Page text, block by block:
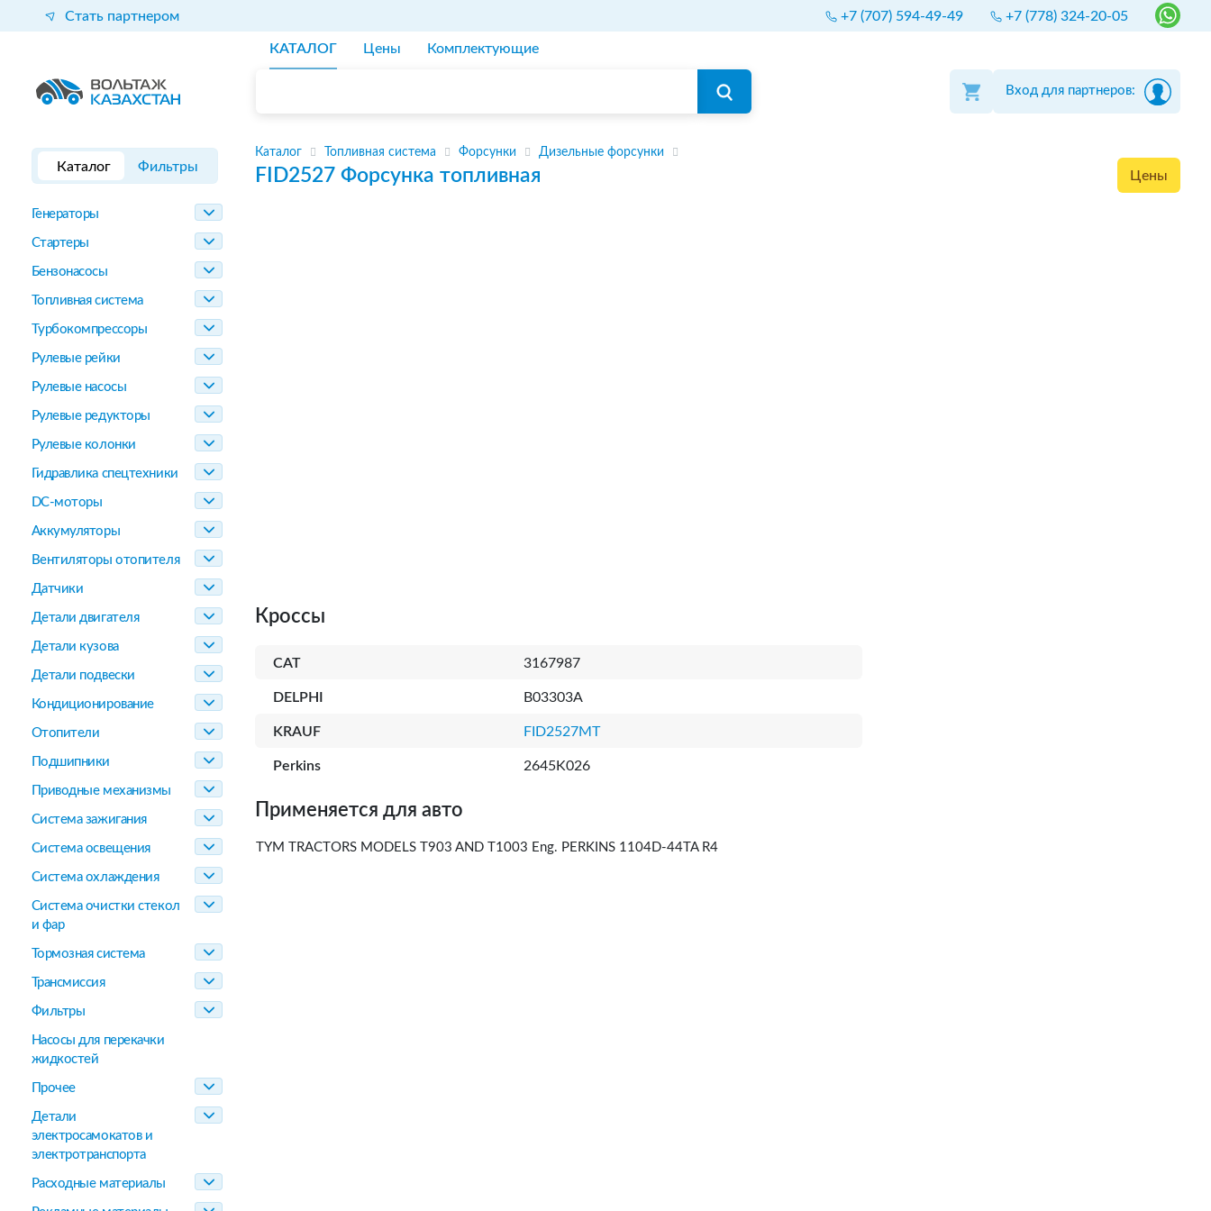
Стать партнером +7 (707) 594-49-49 +7 (778) 324-20-05
КАТАЛОГ Цены Комплектующие
Вход для партнеров:
Каталог Фильтры
Генераторы
Стартеры
Бензонасосы
Топливная система
Турбокомпрессоры
Рулевые рейки
Рулевые насосы
Рулевые редукторы
Рулевые колонки
Гидравлика спецтехники
DC-моторы
Аккумуляторы
Вентиляторы отопителя
Датчики
Детали двигателя
Детали кузова
Детали подвески
Кондиционирование
Отопители
Подшипники
Приводные механизмы
Система зажигания
Система освещения
Система охлаждения
Система очистки стекол
и фар
Тормозная система
Трансмиссия
Фильтры
Насосы для перекачки
жидкостей
Прочее
Детали
электросамокатов и
электротранспорта
Расходные материалы
Каталог Топливная система Форсунки Дизельные форсунки
FID2527 Форсунка топливная Цены
Кроссы
CAT 3167987
DELPHI B03303A
KRAUF FID2527MT
Perkins 2645K026
Применяется для авто
TYM TRACTORS MODELS T903 AND T1003 Eng. PERKINS 1104D-44TA R4